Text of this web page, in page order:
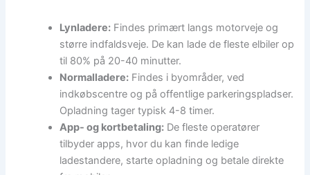
Lynladere: Findes primært langs motorveje og
større indfaldsveje. De kan lade de fleste elbiler op
til 80% på 20-40 minutter.
Normalladere: Findes i byområder, ved
indkøbscentre og på offentlige parkeringspladser.
Opladning tager typisk 4-8 timer.
App- og kortbetaling: De fleste operatører
tilbyder apps, hvor du kan finde ledige
ladestandere, starte opladning og betale direkte